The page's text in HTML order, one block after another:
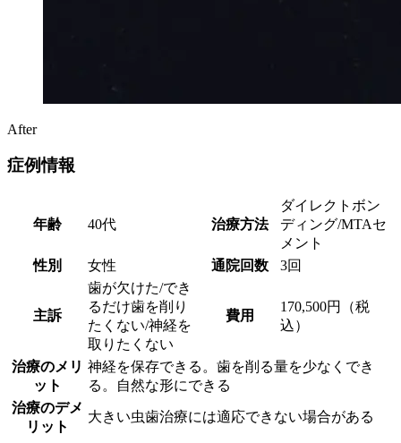
After
症例情報
年齢 40代 治療方法
ダイレクトボン
ディング/MTAセ
メント
性別
女性 通院回数 3回
主訴
歯が欠けた/でき
るだけ歯を削り
たくない/神経を
取りたくない
費用
170,500円（税
込）
治療のメリ
ット
神経を保存できる。歯を削る量を少なくでき
る。自然な形にできる
治療のデメ
リット
大きい虫歯治療には適応できない場合がある